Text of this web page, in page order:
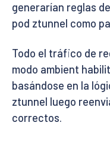
generarían reglas
pod ztunnel como
Todo el tráfico de
modo ambient
basándose en la
ztunnel luego
correctos.